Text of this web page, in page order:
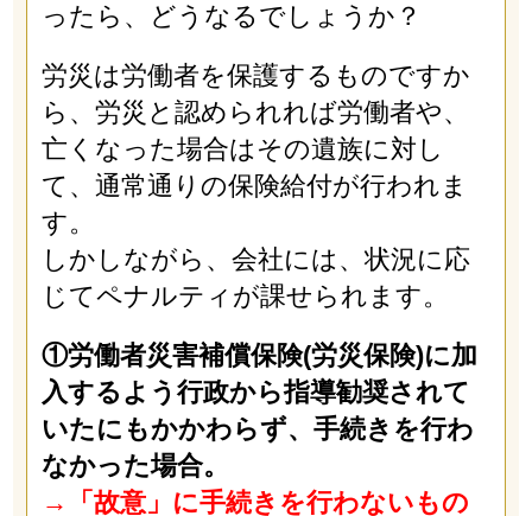
ったら、どうなるでしょうか？
労災は労働者を保護するものですか
ら、労災と認められれば労働者や、
亡くなった場合はその遺族に対し
て、通常通りの保険給付が行われま
す。
しかしながら、会社には、状況に応
じてペナルティが課せられます。
①労働者災害補償保険(労災保険)に加
入するよう行政から指導勧奨されて
いたにもかかわらず、 手続きを行わ
なかった場合。
→「故意」に手続きを行わないもの